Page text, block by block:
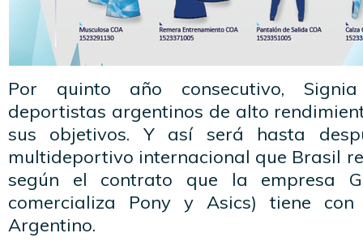
Por quinto año consecutivo,
deportistas argentinos de alto
sus objetivos. Y así será hasta
multideportivo internacional que Brasil
según el contrato que la empresa
comercializa Pony y Asics) tiene
Argentino.